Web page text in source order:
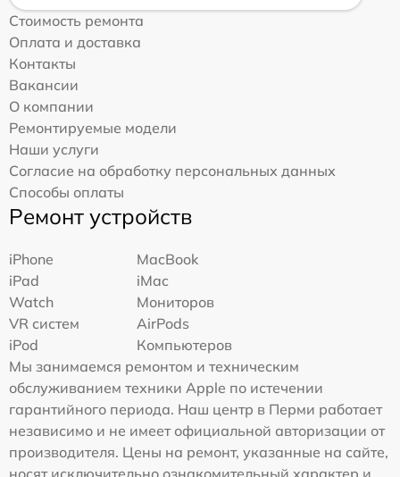
Стоимость ремонта
Оплата и доставка
Контакты
Вакансии
О компании
Ремонтируемые модели
Наши услуги
Согласие на обработку персональных данных
Способы оплаты
Ремонт устройств
iPhone
MacBook
iPad
iMac
Watch
Мониторов
VR систем
AirPods
iPod
Компьютеров
Мы занимаемся ремонтом и техническим
обслуживанием техники Apple по истечении
гарантийного периода. Наш центр в Перми работает
независимо и не имеет официальной авторизации от
производителя. Цены на ремонт, указанные на сайте,